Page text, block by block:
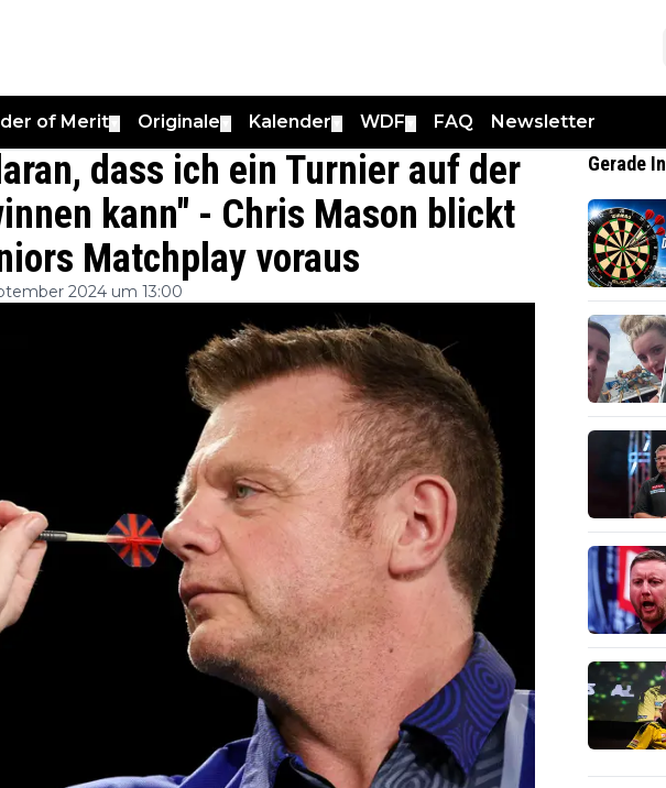
of Merit Originale Kalender WDF FAQ Newsletter
dass ich ein Turnier auf der
kann" - Chris Mason blickt
Matchplay voraus
2024 um 13:00
Gerade In